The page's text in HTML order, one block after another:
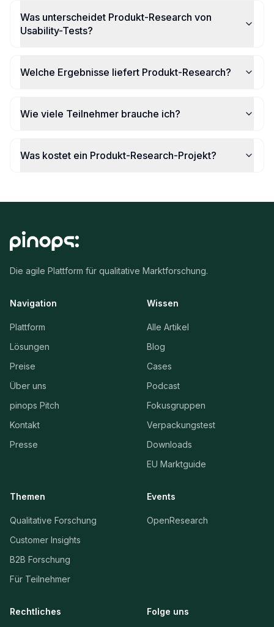
Was unterscheidet Produkt-Research von
Usability-Tests?
Welche Ergebnisse liefert Produkt-Research?
Wie viele Teilnehmer brauche ich?
Was kostet ein Produkt-Research-Projekt?
Die agile Plattform für qualitative Marktforschung.
Navigation
Plattform
Lösungen
Preise
Über uns
pinops Pitch
Kontakt
Presse
Wissen
Alle Artikel
Blog
Cases
Podcast
Fokusgruppen
Verpackungstest
Downloads
EU Marktguide
Themen
Qualitative Forschung
Customer Insights
B2B Forschung
Für Teilnehmer
Events
OpenResearch
Rechtliches Folge uns